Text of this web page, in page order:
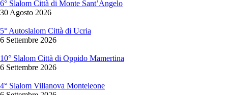
6° Slalom Città di Monte Sant’Angelo
30 Agosto 2026
5° Autoslalom Città di Ucria
6 Settembre 2026
10° Slalom Città di Oppido Mamertina
6 Settembre 2026
4° Slalom Villanova Monteleone